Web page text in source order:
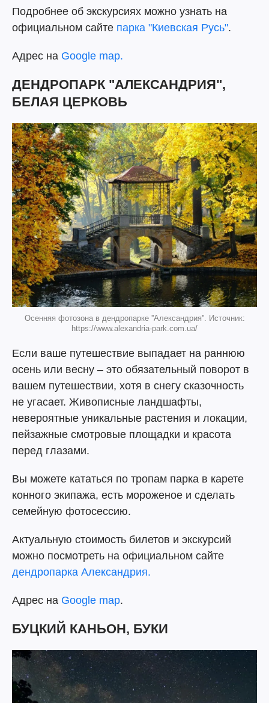
Подробнее об экскурсиях можно узнать на
официальном сайте парка "Киевская Русь".
Адрес на Google map.
ДЕНДРОПАРК "АЛЕКСАНДРИЯ",
БЕЛАЯ ЦЕРКОВЬ
Осенняя фотозона в дендропарке ''Александрия''. Источник:
https://www.alexandria-park.com.ua/
Если ваше путешествие выпадает на раннюю
осень или весну – это обязательный поворот в
вашем путешествии, хотя в снегу сказочность
не угасает. Живописные ландшафты,
невероятные уникальные растения и локации,
пейзажные смотровые площадки и красота
перед глазами.
Вы можете кататься по тропам парка в карете
конного экипажа, есть мороженое и сделать
семейную фотосессию.
Актуальную стоимость билетов и экскурсий
можно посмотреть на официальном сайте
дендропарка Александрия.
Адрес на Google map.
БУЦКИЙ КАНЬОН, БУКИ